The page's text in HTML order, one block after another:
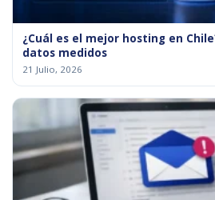
¿Cuál es el mejor hosting en
datos medidos
21 Julio, 2026